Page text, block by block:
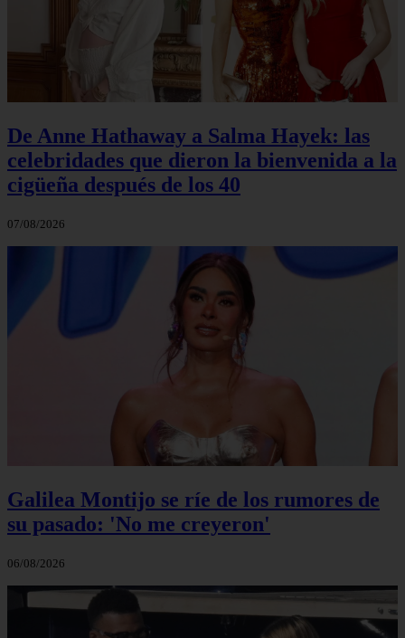
De Anne Hathaway a Salma Hayek: las
celebridades que dieron la bienvenida a la
cigüeña después de los 40
07/08/2026
Galilea Montijo se ríe de los rumores de
su pasado: 'No me creyeron'
06/08/2026